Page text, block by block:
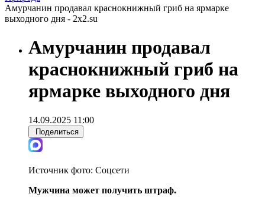
Амурчанин продавал краснокнижный гриб на ярмарке
выходного дня - 2x2.su
Амурчанин продавал
краснокнижный гриб на
ярмарке выходного дня
14.09.2025 11:00
Поделиться
Источник фото: Соцсети
Мужчина может получить штраф.